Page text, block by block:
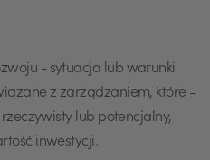
- sytuacja lub warunki
z zarządzaniem, które -
lub potencjalny,
inwestycji.